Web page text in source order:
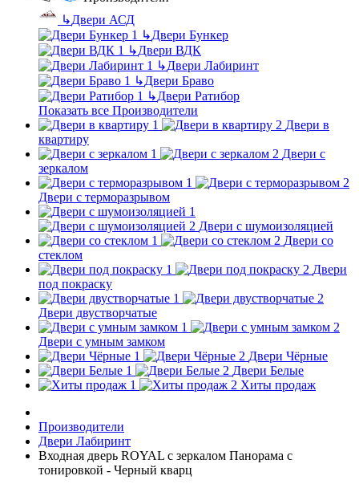
↳Двери АСД
↳Двери Бункер
↳Двери ВДК
↳Двери Лабиринт
↳Двери Браво
↳Двери Ратибор
Показать все Производители
Двери в
квартиру
Двери с
зеркалом
Двери с терморазрывом
Двери с шумоизоляцией
Двери со
стеклом
Двери
под покраску
Двери двустворчатые
Двери с умным замком
Двери Чёрные
Двери Белые
Хиты продаж
Производители
Двери Лабиринт
Входная дверь ROYAL с зеркалом Панорама с
тонировкой - Черный кварц